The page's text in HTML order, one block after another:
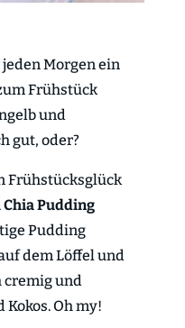
Morgen ein
Frühstück
und
gut, oder?
Frühstücksglück
Pudding
Pudding
dem Löffel und
cremig und
Oh my!